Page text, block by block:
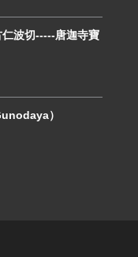
波切-----唐迦寺寶
）